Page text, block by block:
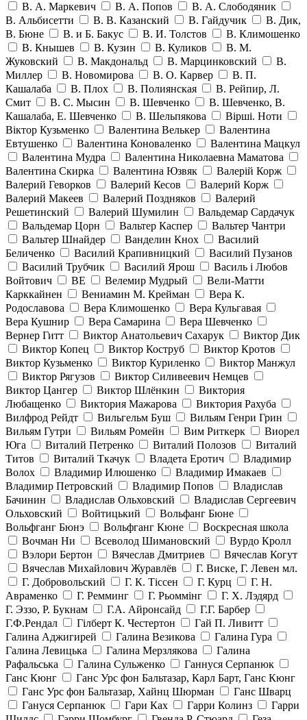
В. А. Маркевич
В. А. Попов
В. А. Слободяник
В. Альбисетти
В. В. Казанский В. Гайдучик
В. Дик,
В. Бюне
В. и Б. Бакус В. И. Толстов
В. Климошенко
В. Кнышев
В. Кузин В. Куликов
В. М.
Жуковский
В. Макдональд В. Марцинковский
В.
Миллер
В. Новомирова В. О. Карвер
В. П.
Кашалаба
В. Плох В. Полиянская
В. Рейпир, Л.
Смит
В. С. Мысин В. Шевченко
В. Шевченко, В.
Кашалаба, Е. Шевченко
В. Шельпякова
Вiршi. Ноти
Віктор Кузьменко
Валентина Велькер
Валентина
Евтушенко
Валентина Коноваленко
Валентина Мацкул
Валентина Мудра
Валентина Николаевна Маматова
Валентина Скирка
Валентина Юзвяк
Валерій Корж
Валерий Геворков
Валерий Кесов
Валерий Корж
Валерий Макеев
Валерий Поздняков
Валерий
Решетинский
Валерий Шумилин
Вальдемар Сардачук
Вальдемар Цорн
Вальтер Каспер
Вальтер Чантри
Вальтер Шнайдер
Ванделин Кнох
Василий
Беличенко
Василий Крапивницкий
Василий Пузанов
Василий Трубчик
Василий Ярош
Василь і Любов
Войтович
ВЕ Велемир Мудрый
Вели-Матти
Карккайнен
Вениамин М. Крейман
Вера К.
Родославова
Вера Климошенко
Вера Кульгавая
Вера Кушнир
Вера Самарина
Вера Шевченко
Вернер Гитт
Виктор Анатольевич Сахарук
Виктор Дик
Виктор Копец
Виктор Коструб
Виктор Кротов
Виктор Кузьменко
Виктор Куриленко
Виктор Манжул
Виктор Рягузов
Виктор Силивеевич Немцев
Виктор Цангер
Виктор Шлёнкин
Виктория
Любащенко
Виктория Мажарова
Виктория Рахуба
Вилфрод Рейдт
Вильгельм Буш
Вильям Генри Грин
Вильям Гутри
Вильям Ромейн Вим Риткерк
Виорел
Юга
Виталий Петренко Виталий Полозов
Виталий
Титов
Виталий Ткачук Владета Еротич
Владимир
Волох
Владимир Илюшенко
Владимир Имакаев
Владимир Петровский
Владимир Попов
Владислав
Бачинин
Владислав Ольховский
Владислав Сергеевич
Ольховский
Войтицький
Вольфанг Бюне
Вольфганг Бюнэ
Вольфганг Кюне
Воскресная школа
Вочман Ни
Всеволод Шимановский
Вурдо Кролл
Вэлори Бертон
Вячеслав Дмитриев
Вячеслав Когут
Вячеслав Михайлович Журавлёв
Г. Виске, Г. Левен мл.
Г. Добровольский
Г. К. Тiссен Г. Курц
Г. Н.
Авраменко
Г. Ремминг Г. Рьоммінг
Г. Х. Лэдярд
Г. Эззо, Р. Букнам
Г.А. Айронсайд
Г.Г. Барбер
Г.Ф.Рендал
Гілберт К. Честертон
Гай П. Ливитт
Галина Аджигирей
Галина Везикова
Галина Гура
Галина Левицька
Галина Мерзлякова
Галина
Рафальська
Галина Сульженко
Ганнуся Серпанюк
Ганс Кюнг
Ганс Урс фон Бальтазар, Карл Барт, Ганс Кюнг
Ганс Урс фон Бальтазар, Хайнц Шюрман
Ганс Шварц
Гануся Серпанюк
Гари Ках Гарри Колинз
Гарри